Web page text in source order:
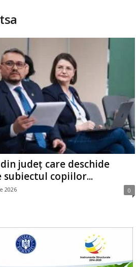
județ care deschide
subiectul copiilor...
2026 0